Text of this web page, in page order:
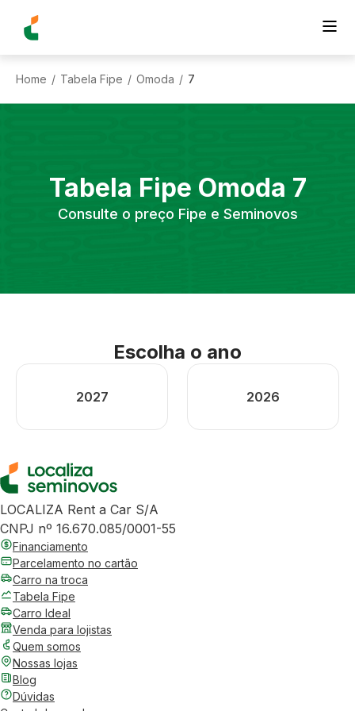
Home / Tabela Fipe / Omoda / 7
Tabela Fipe Omoda 7
Consulte o preço Fipe e Seminovos
Escolha o ano
2027 2026
LOCALIZA Rent a Car S/A
CNPJ nº 16.670.085/0001-55
Financiamento
Parcelamento no cartão
Carro na troca
Tabela Fipe
Carro Ideal
Venda para lojistas
Quem somos
Nossas lojas
Blog
Dúvidas